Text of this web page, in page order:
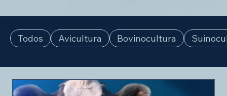
Todos Avicultura Bovinocultura